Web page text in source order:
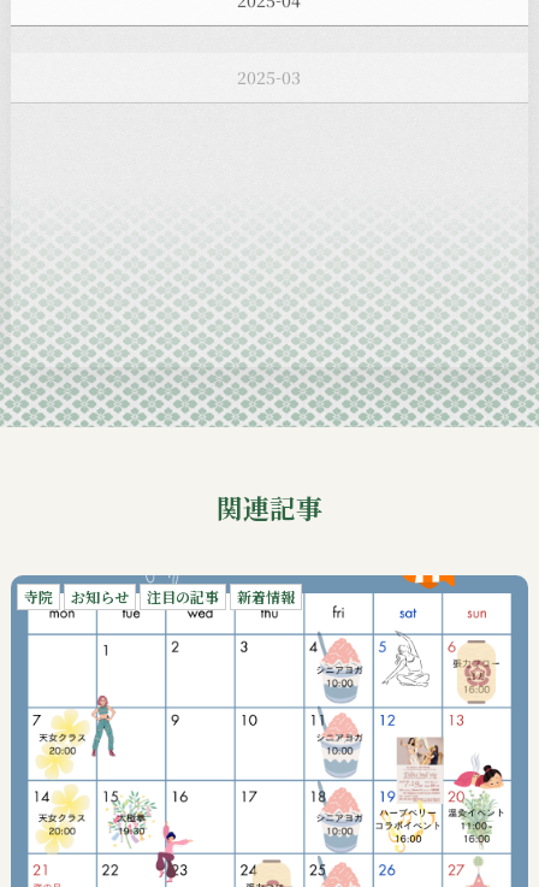
2025-02
2024-11
2024-10
2024-09
関連記事
寺院 お知らせ 注目の記事 新着情報